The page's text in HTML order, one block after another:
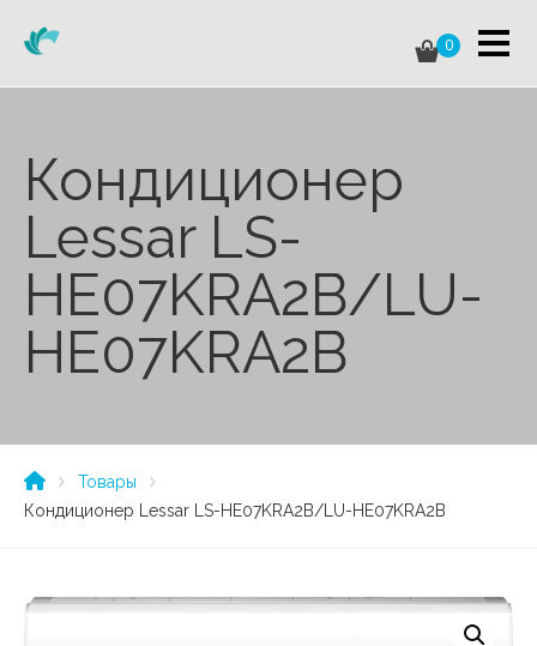
0
Кондиционер
Lessar LS-
HE07KRA2B/LU-
HE07KRA2B
Товары
Кондиционер Lessar LS-HE07KRA2B/LU-HE07KRA2B